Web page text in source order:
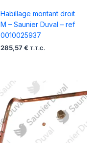
Habillage montant droit
M – Saunier Duval – ref
0010025937
285,57 € T.T.C.